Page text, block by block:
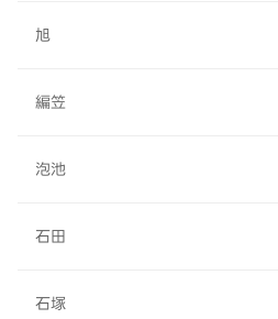
旭
編笠
泡池
石田
石塚